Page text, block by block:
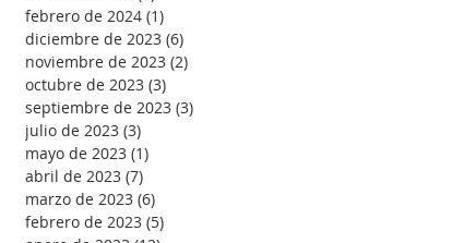
febrero de 2024 (1)
diciembre de 2023 (6)
noviembre de 2023 (2)
octubre de 2023 (3)
septiembre de 2023 (3)
julio de 2023 (3)
mayo de 2023 (1)
abril de 2023 (7)
marzo de 2023 (6)
febrero de 2023 (5)